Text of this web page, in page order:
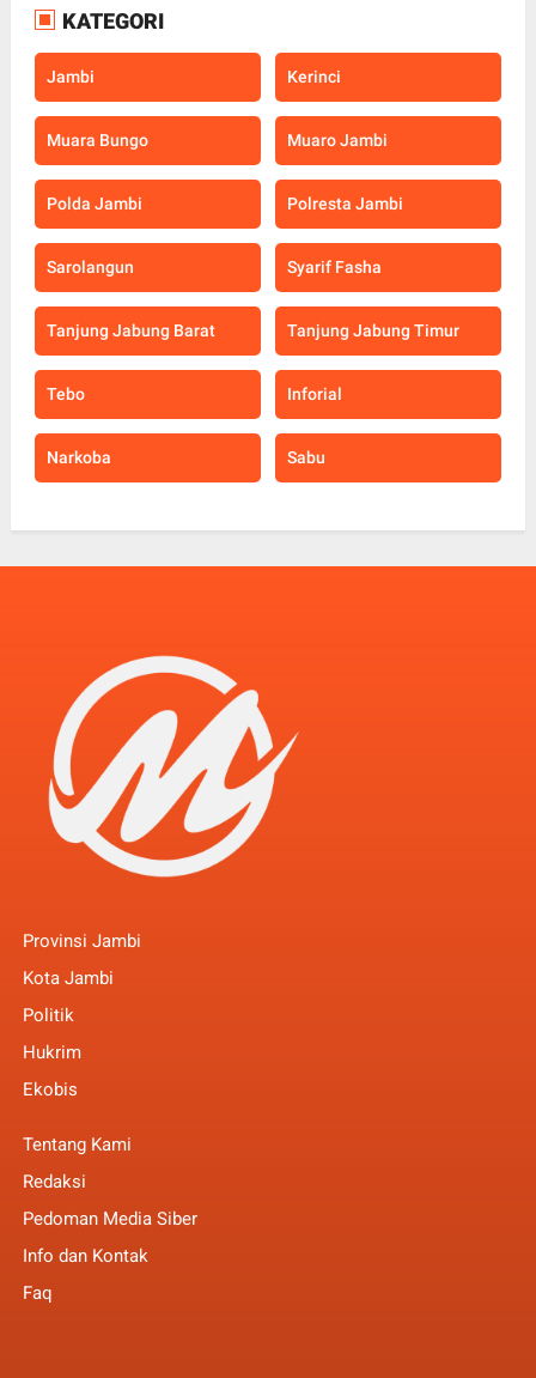
KATEGORI
Jambi Kerinci
Muara Bungo Muaro Jambi
Polda Jambi Polresta Jambi
Sarolangun Syarif Fasha
Tanjung Jabung Barat Tanjung Jabung Timur
Tebo Inforial
Narkoba Sabu
Provinsi Jambi
Kota Jambi
Politik
Hukrim
Ekobis
Tentang Kami
Redaksi
Pedoman Media Siber
Info dan Kontak
Faq